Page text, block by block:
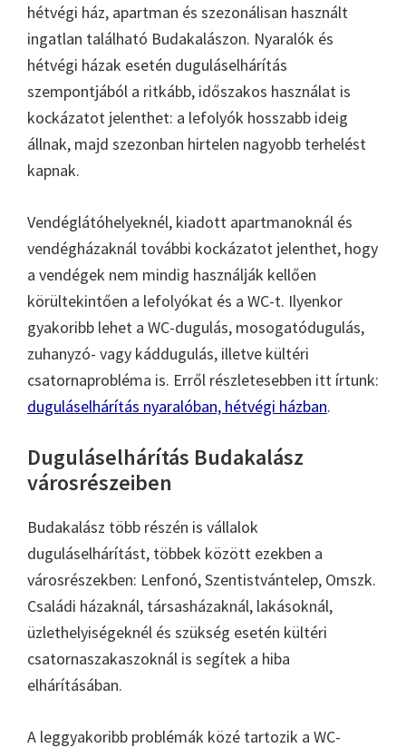
hétvégi ház, apartman és szezonálisan használt
ingatlan található Budakalászon. Nyaralók és
hétvégi házak esetén duguláselhárítás
szempontjából a ritkább, időszakos használat is
kockázatot jelenthet: a lefolyók hosszabb ideig
állnak, majd szezonban hirtelen nagyobb terhelést
kapnak.
Vendéglátóhelyeknél, kiadott apartmanoknál és
vendégházaknál további kockázatot jelenthet, hogy
a vendégek nem mindig használják kellően
körültekintően a lefolyókat és a WC-t. Ilyenkor
gyakoribb lehet a WC-dugulás, mosogatódugulás,
zuhanyzó- vagy káddugulás, illetve kültéri
csatornaprobléma is. Erről részletesebben itt írtunk:
duguláselhárítás nyaralóban, hétvégi házban.
Duguláselhárítás Budakalász
városrészeiben
Budakalász több részén is vállalok
duguláselhárítást, többek között ezekben a
városrészekben: Lenfonó, Szentistvántelep, Omszk.
Családi házaknál, társasházaknál, lakásoknál,
üzlethelyiségeknél és szükség esetén kültéri
csatornaszakaszoknál is segítek a hiba
elhárításában.
A leggyakoribb problémák közé tartozik a WC-